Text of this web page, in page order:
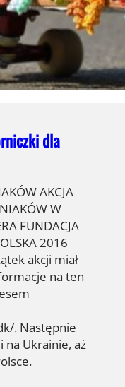
dla
AKCJA
W
FUNDACJA
2016
akcji miał
na ten
. Następnie
na Ukrainie, aż